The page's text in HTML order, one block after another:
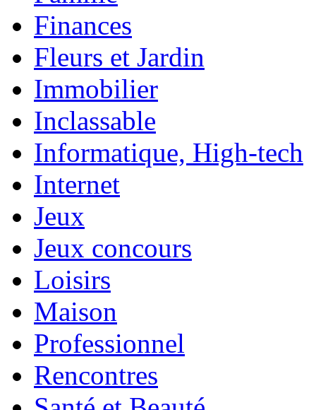
Finances
Fleurs et Jardin
Immobilier
Inclassable
Informatique, High-tech
Internet
Jeux
Jeux concours
Loisirs
Maison
Professionnel
Rencontres